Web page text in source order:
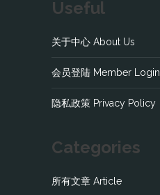
Useful
关于中心 About Us
会员登陆 Member Login
隐私政策 Privacy Policy
Categories
所有文章 Article